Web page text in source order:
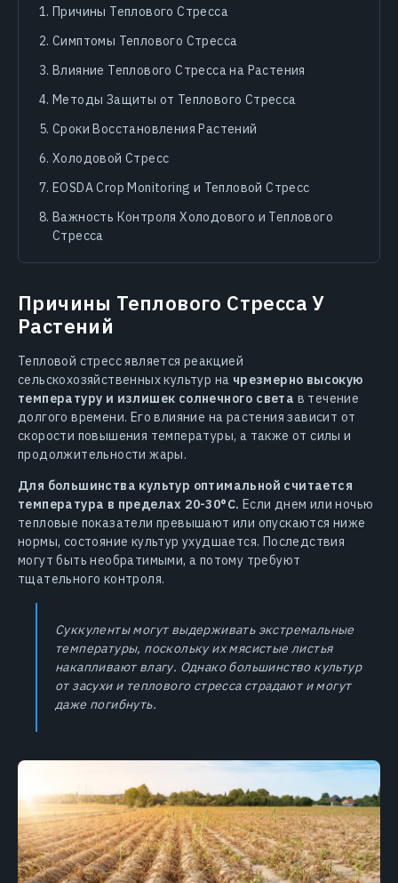
Причины Теплового Стресса
Симптомы Теплового Стресса
Влияние Теплового Стресса на Растения
Методы Защиты от Теплового Стресса
Сроки Восстановления Растений
Холодовой Стресс
EOSDA Crop Monitoring и Тепловой Стресс
Важность Контроля Холодового и Теплового
Стресса
Причины Теплового Стресса У
Растений
Тепловой стресс является реакцией
сельскохозяйственных культур на чрезмерно высокую
температуру и излишек солнечного света в течение
долгого времени. Его влияние на растения зависит от
скорости повышения температуры, а также от силы и
продолжительности жары.
Для большинства культур оптимальной считается
температура в пределах 20-30°C. Если днем или ночью
тепловые показатели превышают или опускаются ниже
нормы, состояние культур ухудшается. Последствия
могут быть необратимыми, а потому требуют
тщательного контроля.
Суккуленты могут выдерживать экстремальные
температуры, поскольку их мясистые листья
накапливают влагу. Однако большинство культур
от засухи и теплового стресса страдают и могут
даже погибнуть.